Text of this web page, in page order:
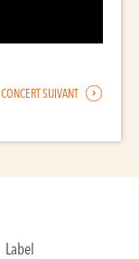
CONCERT SUIVANT
Label